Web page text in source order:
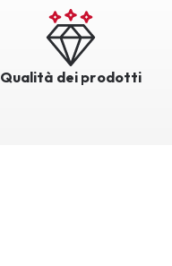
Qualità dei prodotti